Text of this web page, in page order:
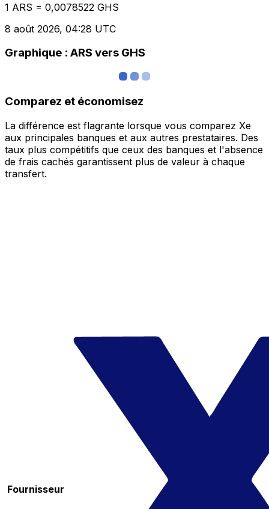
1 ARS = 0,0078522 GHS
8 août 2026, 04:28 UTC
Graphique : ARS vers GHS
Comparez et économisez
La différence est flagrante lorsque vous comparez Xe
aux principales banques et aux autres prestataires. Des
taux plus compétitifs que ceux des banques et l'absence
de frais cachés garantissent plus de valeur à chaque
transfert.
Fournisseur